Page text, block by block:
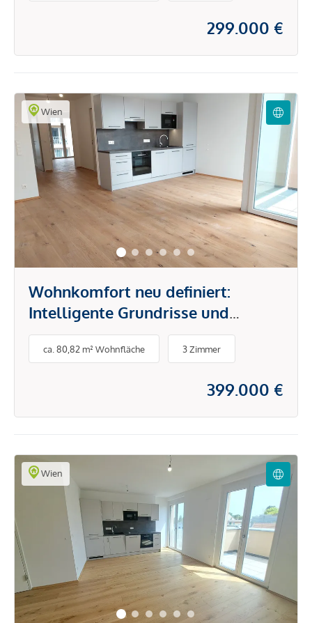
299.000 €
Wien
Wohnkomfort neu definiert:
Intelligente Grundrisse und
hochwertige Ausstattung
ca. 80,82 m² Wohnfläche 3 Zimmer
399.000 €
Wien